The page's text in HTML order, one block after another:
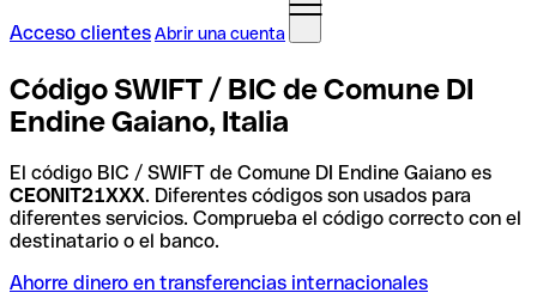
Acceso clientesAbrir una cuenta
Código SWIFT / BIC de Comune DI
Endine Gaiano, Italia
El código BIC / SWIFT de Comune DI Endine Gaiano es
CEONIT21XXX. Diferentes códigos son usados para
diferentes servicios. Comprueba el código correcto con el
destinatario o el banco.
Ahorre dinero en transferencias internacionales